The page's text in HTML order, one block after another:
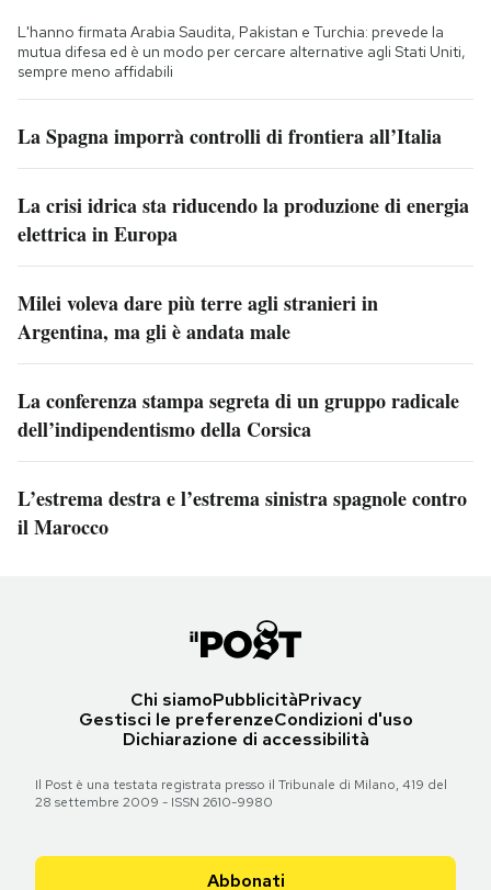
L'hanno firmata Arabia Saudita, Pakistan e Turchia: prevede la
mutua difesa ed è un modo per cercare alternative agli Stati Uniti,
sempre meno affidabili
La Spagna imporrà controlli di frontiera all’Italia
La crisi idrica sta riducendo la produzione di energia
elettrica in Europa
Milei voleva dare più terre agli stranieri in
Argentina, ma gli è andata male
La conferenza stampa segreta di un gruppo radicale
dell’indipendentismo della Corsica
L’estrema destra e l’estrema sinistra spagnole contro
il Marocco
Chi siamoPubblicitàPrivacy
Gestisci le preferenzeCondizioni d'uso
Dichiarazione di accessibilità
Il Post è una testata registrata presso il Tribunale di Milano, 419 del
28 settembre 2009 - ISSN 2610-9980
Abbonati